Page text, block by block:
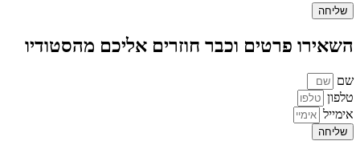
שליחה
השאירו פרטים וכבר חוזרים אליכם מהסטודיו
שם
טלפון
אימייל
שליחה